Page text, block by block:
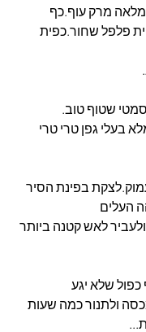
מרק עוף.כף
פלפל שחור.כפית
שטוף טוב.
בעלי גפן טרי טרי
בפינת הסיר
העלים
לאש קטנה ביותר
כפול שלא יגע
ולתנור כמה שעות